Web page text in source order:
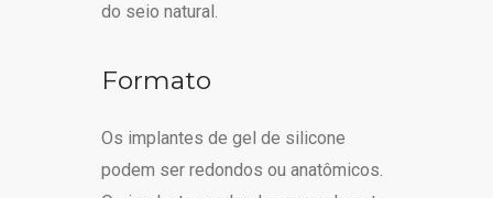
do seio natural.
Formato
Os implantes de gel de silicone
podem ser redondos ou anatômicos.